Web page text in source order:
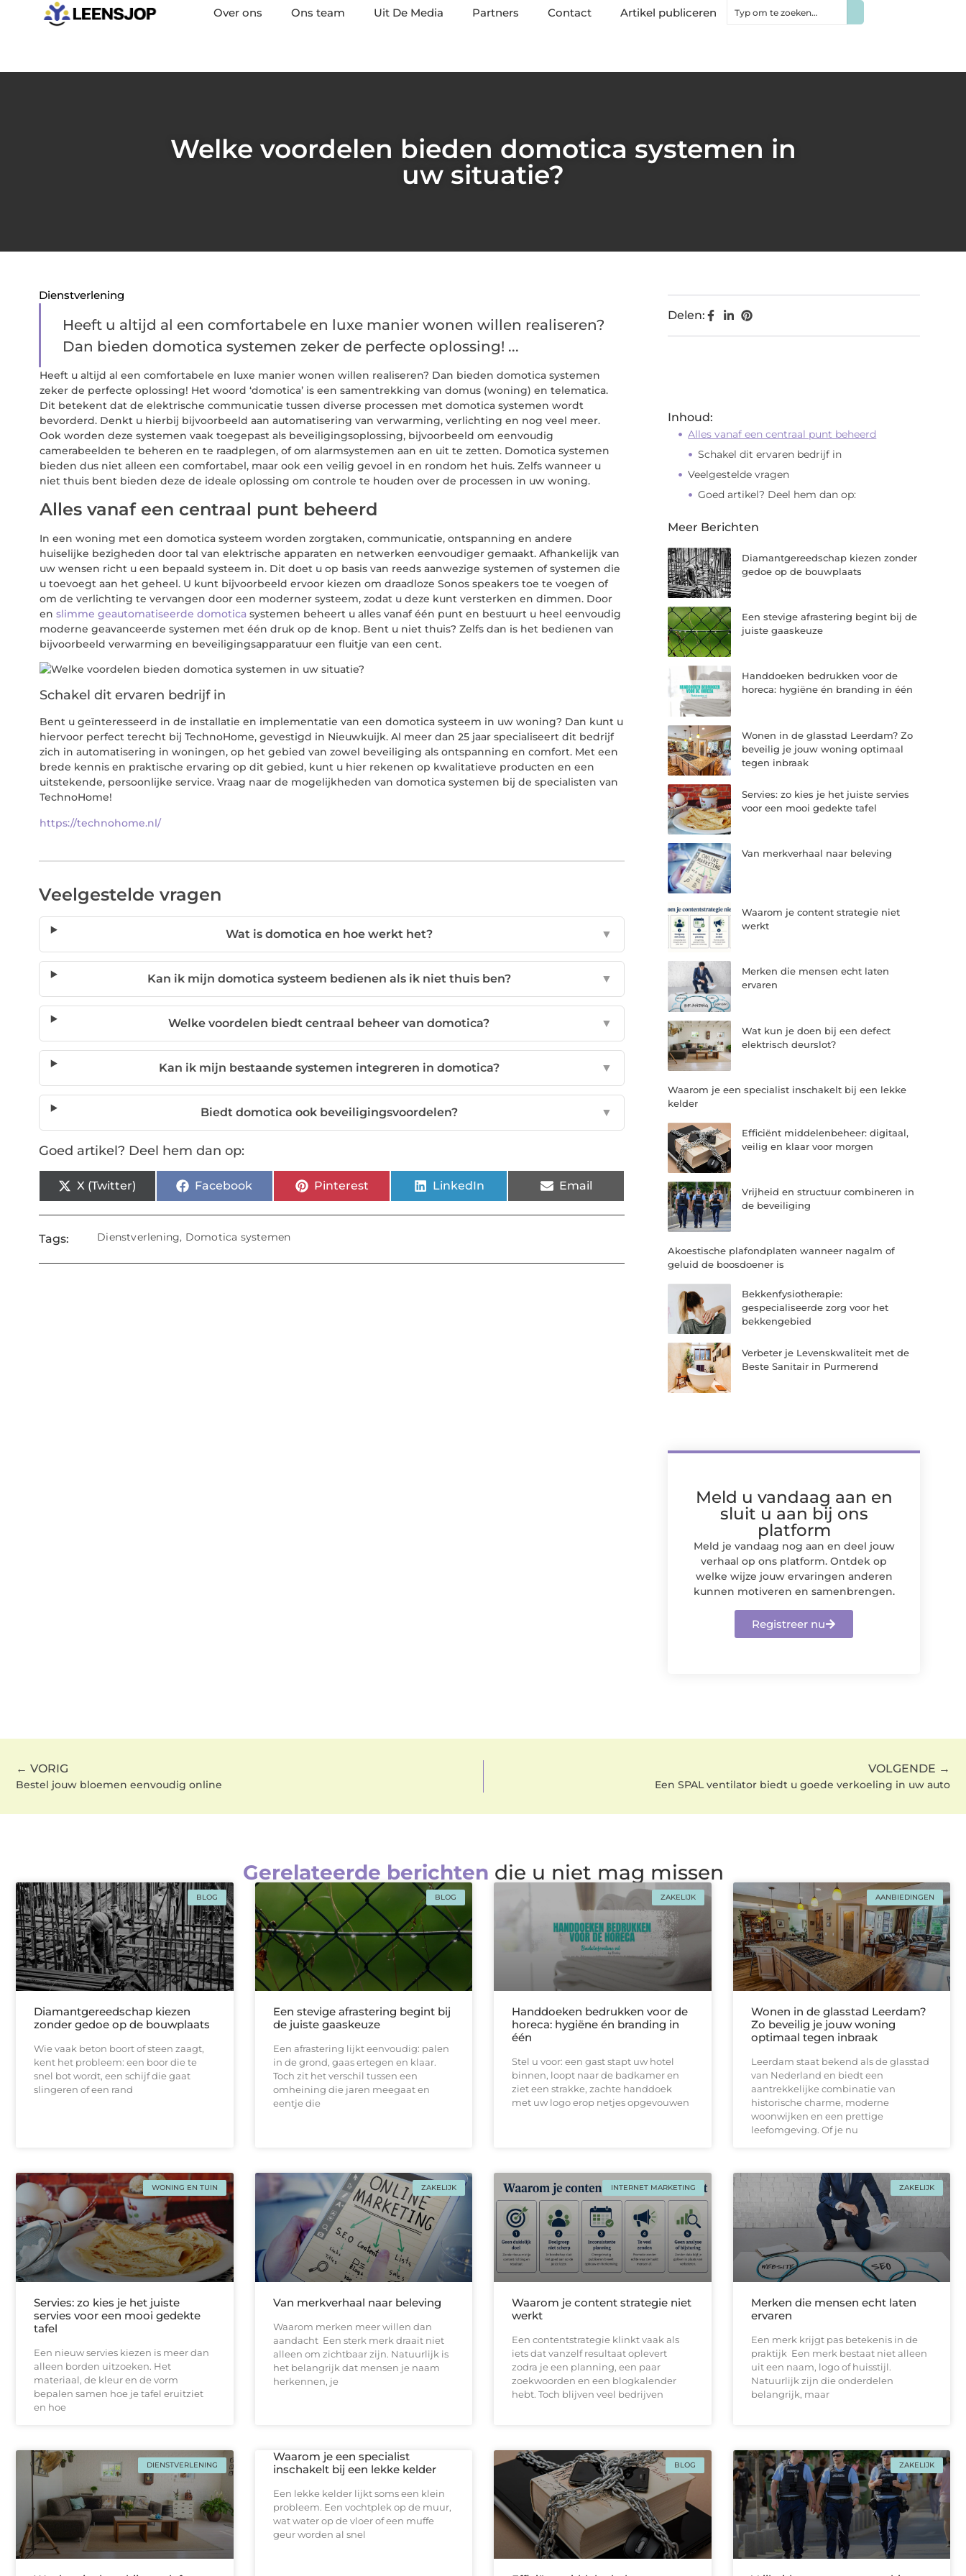
Over ons Ons team Uit De Media Partners Contact Artikel publiceren
Welke voordelen bieden domotica systemen in
uw situatie?
Dienstverlening
Heeft u altijd al een comfortabele en luxe manier wonen willen realiseren?
Dan bieden domotica systemen zeker de perfecte oplossing! ...
Heeft u altijd al een comfortabele en luxe manier wonen willen realiseren? Dan bieden domotica systemen
zeker de perfecte oplossing! Het woord ‘domotica’ is een samentrekking van domus (woning) en telematica.
Dit betekent dat de elektrische communicatie tussen diverse processen met domotica systemen wordt
bevorderd. Denkt u hierbij bijvoorbeeld aan automatisering van verwarming, verlichting en nog veel meer.
Ook worden deze systemen vaak toegepast als beveiligingsoplossing, bijvoorbeeld om eenvoudig
camerabeelden te beheren en te raadplegen, of om alarmsystemen aan en uit te zetten. Domotica systemen
bieden dus niet alleen een comfortabel, maar ook een veilig gevoel in en rondom het huis. Zelfs wanneer u
niet thuis bent bieden deze de ideale oplossing om controle te houden over de processen in uw woning.
Alles vanaf een centraal punt beheerd
In een woning met een domotica systeem worden zorgtaken, communicatie, ontspanning en andere
huiselijke bezigheden door tal van elektrische apparaten en netwerken eenvoudiger gemaakt. Afhankelijk van
uw wensen richt u een bepaald systeem in. Dit doet u op basis van reeds aanwezige systemen of systemen die
u toevoegt aan het geheel. U kunt bijvoorbeeld ervoor kiezen om draadloze Sonos speakers toe te voegen of
om de verlichting te vervangen door een moderner systeem, zodat u deze kunt versterken en dimmen. Door
en slimme geautomatiseerde domotica systemen beheert u alles vanaf één punt en bestuurt u heel eenvoudig
moderne geavanceerde systemen met één druk op de knop. Bent u niet thuis? Zelfs dan is het bedienen van
bijvoorbeeld verwarming en beveiligingsapparatuur een fluitje van een cent.
Schakel dit ervaren bedrijf in
Bent u geïnteresseerd in de installatie en implementatie van een domotica systeem in uw woning? Dan kunt u
hiervoor perfect terecht bij TechnoHome, gevestigd in Nieuwkuijk. Al meer dan 25 jaar specialiseert dit bedrijf
zich in automatisering in woningen, op het gebied van zowel beveiliging als ontspanning en comfort. Met een
brede kennis en praktische ervaring op dit gebied, kunt u hier rekenen op kwalitatieve producten en een
uitstekende, persoonlijke service. Vraag naar de mogelijkheden van domotica systemen bij de specialisten van
TechnoHome!
https://technohome.nl/
Veelgestelde vragen
Wat is domotica en hoe werkt het? ▼
Kan ik mijn domotica systeem bedienen als ik niet thuis ben? ▼
Welke voordelen biedt centraal beheer van domotica? ▼
Kan ik mijn bestaande systemen integreren in domotica? ▼
Biedt domotica ook beveiligingsvoordelen? ▼
Goed artikel? Deel hem dan op:
X (Twitter) Facebook Pinterest LinkedIn Email
Tags: Dienstverlening, Domotica systemen
Delen:
Inhoud:
Alles vanaf een centraal punt beheerd
Schakel dit ervaren bedrijf in
Veelgestelde vragen
Goed artikel? Deel hem dan op:
Meer Berichten
Diamantgereedschap kiezen zonder
gedoe op de bouwplaats
Een stevige afrastering begint bij de
juiste gaaskeuze
Handdoeken bedrukken voor de
horeca: hygiëne én branding in één
Wonen in de glasstad Leerdam? Zo
beveilig je jouw woning optimaal
tegen inbraak
Servies: zo kies je het juiste servies
voor een mooi gedekte tafel
Van merkverhaal naar beleving
Waarom je content strategie niet
werkt
Merken die mensen echt laten
ervaren
Wat kun je doen bij een defect
elektrisch deurslot?
Waarom je een specialist inschakelt bij een lekke
kelder
Efficiënt middelenbeheer: digitaal,
veilig en klaar voor morgen
Vrijheid en structuur combineren in
de beveiliging
Akoestische plafondplaten wanneer nagalm of
geluid de boosdoener is
Bekkenfysiotherapie:
gespecialiseerde zorg voor het
bekkengebied
Verbeter je Levenskwaliteit met de
Beste Sanitair in Purmerend
Meld u vandaag aan en
sluit u aan bij ons
platform
Meld je vandaag nog aan en deel jouw
verhaal op ons platform. Ontdek op
welke wijze jouw ervaringen anderen
kunnen motiveren en samenbrengen.
Registreer nu
← VORIG
Bestel jouw bloemen eenvoudig online
VOLGENDE →
Een SPAL ventilator biedt u goede verkoeling in uw auto
Gerelateerde berichten die u niet mag missen
BLOG
Diamantgereedschap kiezen
zonder gedoe op de bouwplaats
Wie vaak beton boort of steen zaagt,
kent het probleem: een boor die te
snel bot wordt, een schijf die gaat
slingeren of een rand
BLOG
Een stevige afrastering begint bij
de juiste gaaskeuze
Een afrastering lijkt eenvoudig: palen
in de grond, gaas ertegen en klaar.
Toch zit het verschil tussen een
omheining die jaren meegaat en
eentje die
ZAKELIJK
Handdoeken bedrukken voor de
horeca: hygiëne én branding in
één
Stel u voor: een gast stapt uw hotel
binnen, loopt naar de badkamer en
ziet een strakke, zachtе handdoek
met uw logo erop netjes opgevouwen
AANBIEDINGEN
Wonen in de glasstad Leerdam?
Zo beveilig je jouw woning
optimaal tegen inbraak
Leerdam staat bekend als de glasstad
van Nederland en biedt een
aantrekkelijke combinatie van
historische charme, moderne
woonwijken en een prettige
leefomgeving. Of je nu
WONING EN TUIN
Servies: zo kies je het juiste
servies voor een mooi gedekte
tafel
Een nieuw servies kiezen is meer dan
alleen borden uitzoeken. Het
materiaal, de kleur en de vorm
bepalen samen hoe je tafel eruitziet
en hoe
ZAKELIJK
Van merkverhaal naar beleving
Waarom merken meer willen dan
aandacht Een sterk merk draait niet
alleen om zichtbaar zijn. Natuurlijk is
het belangrijk dat mensen je naam
herkennen, je
INTERNET MARKETING
Waarom je content strategie niet
werkt
Een contentstrategie klinkt vaak als
iets dat vanzelf resultaat oplevert
zodra je een planning, een paar
zoekwoorden en een blogkalender
hebt. Toch blijven veel bedrijven
ZAKELIJK
Merken die mensen echt laten
ervaren
Een merk krijgt pas betekenis in de
praktijk Een merk bestaat niet alleen
uit een naam, logo of huisstijl.
Natuurlijk zijn die onderdelen
belangrijk, maar
DIENSTVERLENING
Waarom je een specialist
inschakelt bij een lekke kelder
Een lekke kelder lijkt soms een klein
probleem. Een vochtplek op de muur,
wat water op de vloer of een muffe
geur worden al snel
BLOG ZAKELIJK